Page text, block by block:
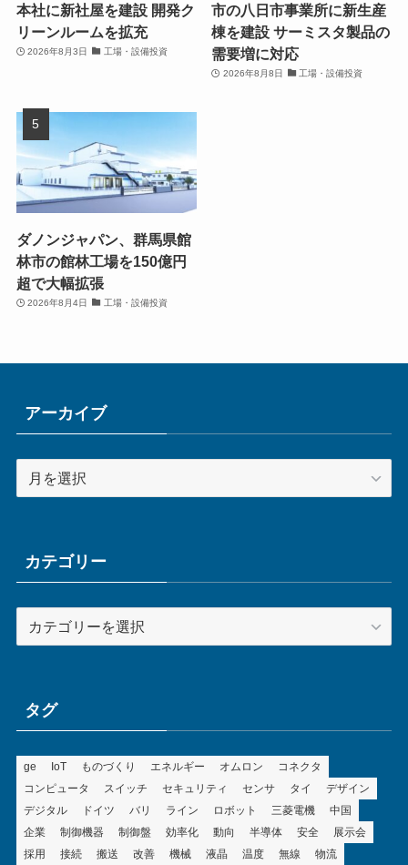
本社に新社屋を建設 開発ク
リーンルームを拡充
2026年8月3日 工場・設備投資
市の八日市事業所に新生産
棟を建設 サーミスタ製品の
需要増に対応
2026年8月8日 工場・設備投資
ダノンジャパン、群馬県館
林市の館林工場を150億円
超で大幅拡張
2026年8月4日 工場・設備投資
アーカイブ
ー
ブカテゴリー
テ
ータグ
ge IoT ものづくり エネルギー オムロン
コネクタ
コンピュータ
スイッチ セキュリティ センサ タイ
デザイン
デジタル
ドイツ バリ ライン ロボット 三菱電機
中国
企業
制御機器 制御盤 効率化 動向 半導体 安全
展示会
採用
接続 搬送 改善 機械 液晶 温度 無線 物流